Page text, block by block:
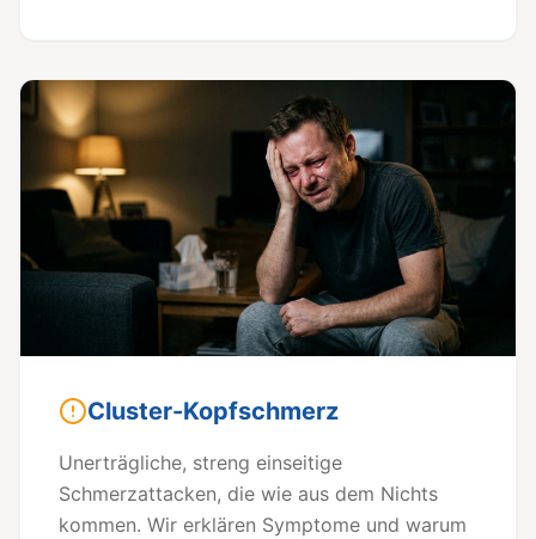
Cluster-Kopfschmerz
Unerträgliche, streng einseitige
Schmerzattacken, die wie aus dem Nichts
kommen. Wir erklären Symptome und warum